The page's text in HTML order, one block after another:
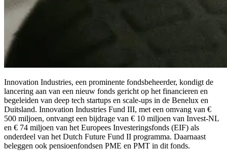
Innovation Industries, een prominente fondsbeheerder, kondigt de
lancering aan van een nieuw fonds gericht op het financieren en
begeleiden van deep tech startups en scale-ups in de Benelux en
Duitsland. Innovation Industries Fund III, met een omvang van €
500 miljoen, ontvangt een bijdrage van € 10 miljoen van Invest-NL
en € 74 miljoen van het Europees Investeringsfonds (EIF) als
onderdeel van het Dutch Future Fund II programma. Daarnaast
beleggen ook pensioenfondsen PME en PMT in dit fonds.